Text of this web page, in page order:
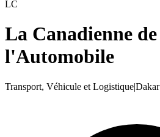
LC
La Canadienne de
l'Automobile
Transport, Véhicule et Logistique|Dakar